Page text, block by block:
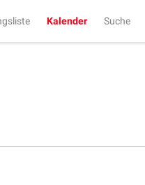
Kalender Suche